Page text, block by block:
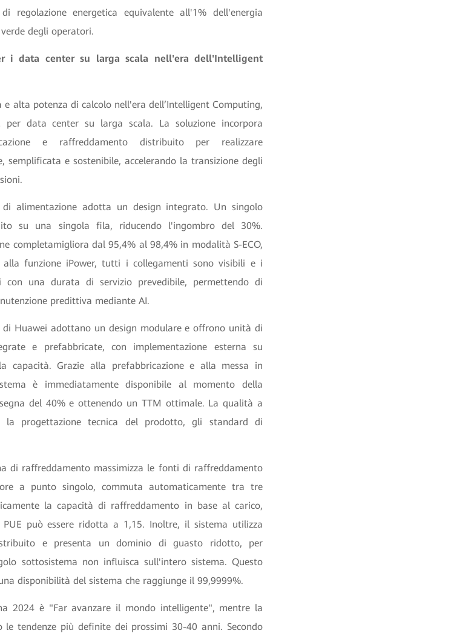
regolazione energetica equivalente all'1% dell'energia
degli operatori.
i data center su larga scala nell'era dell'Intelligent
alta potenza di calcolo nell'era dell’Intelligent Computing,
per data center su larga scala. La soluzione incorpora
e raffreddamento distribuito per realizzare
e sostenibile, accelerando la transizione degli
alimentazione adotta un design integrato. Un singolo
su una singola fila, riducendo l'ingombro del 30%.
completamigliora dal 95,4% al 98,4% in modalità S-ECO,
alla funzione iPower, tutti i collegamenti sono visibili e i
con una durata di servizio prevedibile, permettendo di
predittiva mediante AI.
di Huawei adottano un design modulare e offrono unità di
e prefabbricate, con implementazione esterna su
capacità. Grazie alla prefabbricazione e alla messa in
è immediatamente disponibile al momento della
del 40% e ottenendo un TTM ottimale. La qualità a
progettazione tecnica del prodotto, gli standard di
di raffreddamento massimizza le fonti di raffreddamento
a punto singolo, commuta automaticamente tra tre
la capacità di raffreddamento in base al carico,
può essere ridotta a 1,15. Inoltre, il sistema utilizza
e presenta un dominio di guasto ridotto, per
sottosistema non influisca sull'intero sistema. Questo
disponibilità del sistema che raggiunge il 99,9999%.
2024 è "Far avanzare il mondo intelligente", mentre la
le tendenze più definite dei prossimi 30-40 anni. Secondo